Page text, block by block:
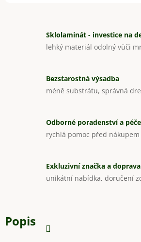
Sklolaminát - investice na
lehký materiál odolný vůči
Bezstarostná výsadba
méně substrátu, správná
Odborné poradenství a péče
rychlá pomoc před
Exkluzivní značka a
unikátní nabídka, doručení
Popis